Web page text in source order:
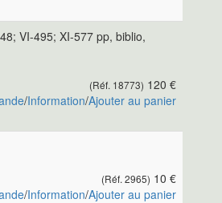
VI-495; XI-577 pp, biblio,
(Réf. 18773) 120 €
/Information/Ajouter au panier
(Réf. 2965) 10 €
/Information/Ajouter au panier